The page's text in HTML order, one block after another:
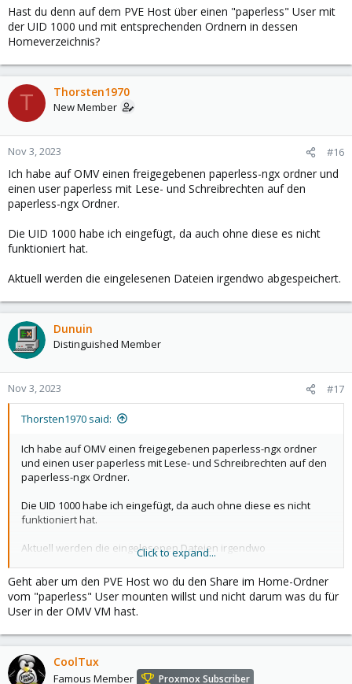
Hast du denn auf dem PVE Host über einen "paperless" User mit
der UID 1000 und mit entsprechenden Ordnern in dessen
Homeverzeichnis?
T Thorsten1970
New Member
Nov 3, 2023 #16
Ich habe auf OMV einen freigegebenen paperless-ngx ordner und
einen user paperless mit Lese- und Schreibrechten auf den
paperless-ngx Ordner.
Die UID 1000 habe ich eingefügt, da auch ohne diese es nicht
funktioniert hat.
Aktuell werden die eingelesenen Dateien irgendwo abgespeichert.
Dunuin
Distinguished Member
Nov 3, 2023 #17
Thorsten1970 said:
Ich habe auf OMV einen freigegebenen paperless-ngx ordner
und einen user paperless mit Lese- und Schreibrechten auf den
paperless-ngx Ordner.
Die UID 1000 habe ich eingefügt, da auch ohne diese es nicht
funktioniert hat.
Aktuell werden die eingelesenen Dateien irgendwo
Click to expand...
Geht aber um den PVE Host wo du den Share im Home-Ordner
vom "paperless" User mounten willst und nicht darum was du für
User in der OMV VM hast.
CoolTux
Famous Member Proxmox Subscriber